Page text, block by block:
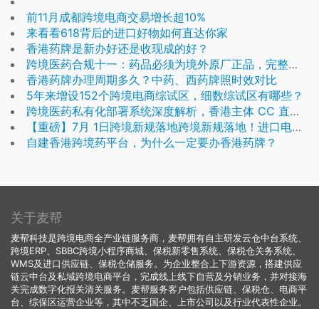
前11月成都跨境电商交易增长超10%
来看看618背后的进口好物如何直达你家
香港药牌是新办好还是收现成的好？
跨境医药合规十一：药品必须为境外原厂正品，完整包装
香港药牌办理周期多久？中药、西药牌照时效对比
5年来增设152个跨境电商综试区，细数综试区有哪些？
跨境医药私有化部署系统深度解析，香港主体 CC 直邮高合规数据自主方案
【重磅】7月 1日跨境新规落地跨境新规落地！进口电商迎爆发机遇，这 2 大变化与你直接相关！
自建香港跨境药平台，为什么一定要办香港药牌？
关于麦帮
麦帮科技是跨境电商全产业链服务商，麦帮拥有自主研发云仓中台系统、
跨境ERP、SBBC跨境小程序商城、保税新零售系统、保税仓关务系统、
WMS及进口供应链、保税仓储服务。为企业整合上下游资源，搭建供应
链云中台及私域跨境电商平台，完成线上线下自营及分销业务，并对接海
关完成数字化报关清关服务。麦帮服务客户包括供应链、保税仓、电商平
台、综保区运营企业等，其中不乏国企、上市公司以及行业代表性企业。